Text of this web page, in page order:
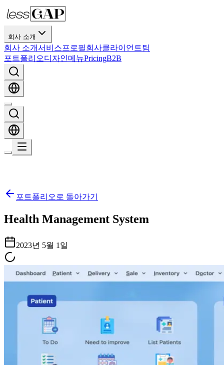
회사 소개
회사 소개서비스프로필회사클라이언트팀
포트폴리오디자인메뉴PricingB2B
포트폴리오로 돌아가기
Health Management System
2023년 5월 1일